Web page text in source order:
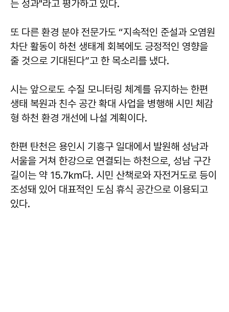
는 성과"라고 평가하고 있다.
또 다른 환경 분야 전문가도 “지속적인 준설과 오염원
차단 활동이 하천 생태계 회복에도 긍정적인 영향을
줄 것으로 기대된다”고 한 목소리를 냈다.
시는 앞으로도 수질 모니터링 체계를 유지하는 한편
생태 복원과 친수 공간 확대 사업을 병행해 시민 체감
형 하천 환경 개선에 나설 계획이다.
한편 탄천은 용인시 기흥구 일대에서 발원해 성남과
서울을 거쳐 한강으로 연결되는 하천으로, 성남 구간
길이는 약 15.7㎞다. 시민 산책로와 자전거도로 등이
조성돼 있어 대표적인 도심 휴식 공간으로 이용되고
있다.